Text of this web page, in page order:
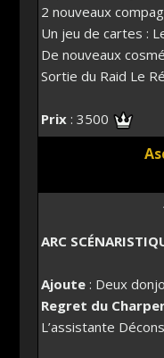
2 nouveaux
Un jeu de cartes :
De nouveaux
Sortie du Raid Le
Prix: 3500
ARC
Ajoute: Deux
Regret du
L’assistante